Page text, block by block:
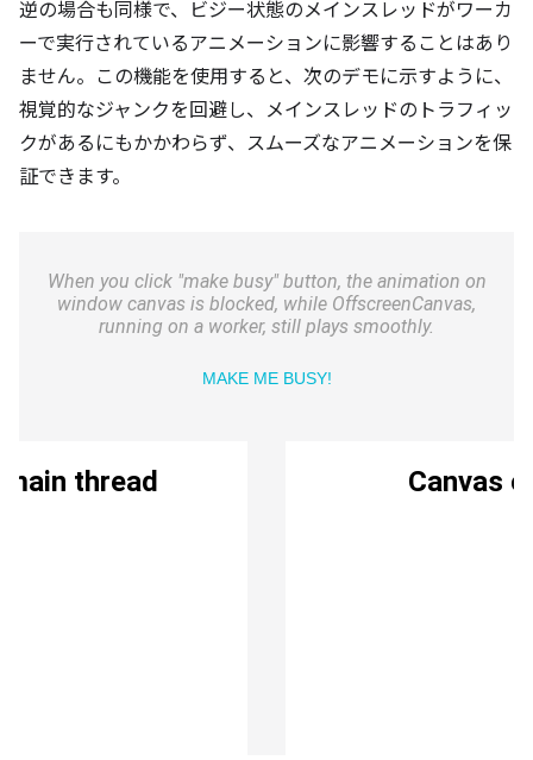
逆の場合も同様で、ビジー状態のメインスレッドがワーカ
ーで実行されているアニメーションに影響することはあり
ません。この機能を使用すると、次のデモに示すように、
視覚的なジャンクを回避し、メインスレッドのトラフィッ
クがあるにもかかわらず、スムーズなアニメーションを保
証できます。